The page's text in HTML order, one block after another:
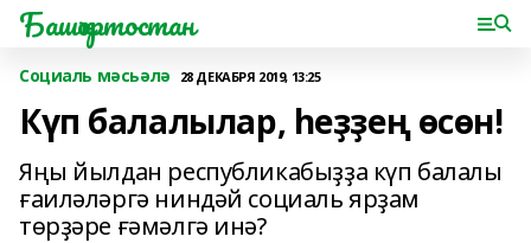
Башҡортостан
Социаль мәсьәлә 28 ДЕКАБРЯ 2019, 13:25
Күп балалылар, һеҙҙең өсөн!
Яңы йылдан республикабыҙҙа күп балалы
ғаиләләргә ниндәй социаль ярҙам
төрҙәре ғәмәлгә инә?